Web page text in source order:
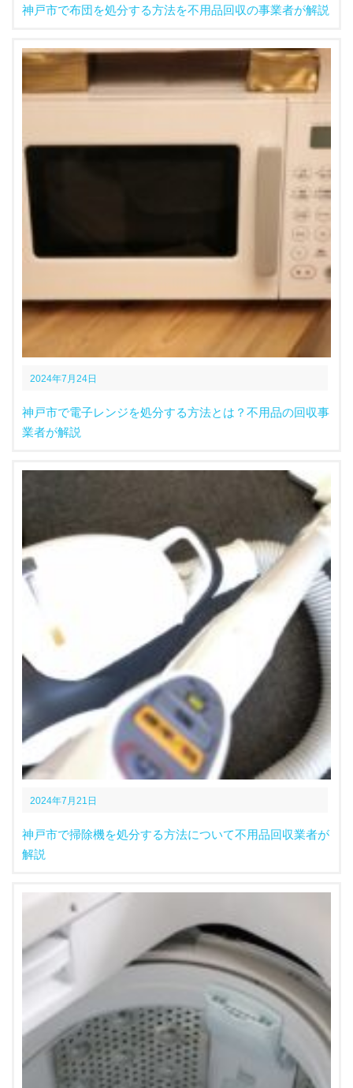
神戸市で布団を処分する方法を不用品回収の事業者が解説
2024年7月24日
神戸市で電子レンジを処分する方法とは？不用品の回収事
業者が解説
2024年7月21日
神戸市で掃除機を処分する方法について不用品回収業者が
解説